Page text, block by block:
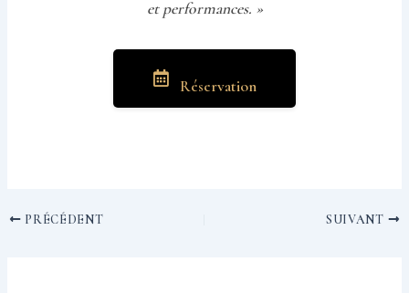
et performances. »
Réservation
PRÉCÉDENT SUIVANT